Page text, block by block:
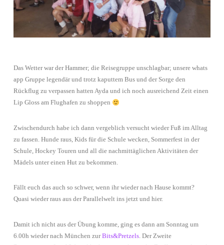
Das Wetter war der Hammer; die Reisegruppe unschlagbar; unsere whats
app Gruppe legendär und trotz kaputtem Bus und der Sorge den
Rückflug zu verpassen hatten Ayda und ich noch ausreichend Zeit einen
Lip Gloss am Flughafen zu shoppen
Zwischendurch habe ich dann vergeblich versucht wieder Fuß im Alltag
zu fassen. Hunde raus, Kids für die Schule wecken, Sommerfest in der
Schule, Hockey Touren und all die nachmittäglichen Aktivitäten der
Mädels unter einen Hut zu bekommen.
Fällt euch das auch so schwer, wenn ihr wieder nach Hause kommt?
Quasi wieder raus aus der Parallelwelt ins jetzt und hier.
Damit ich nicht aus der Übung komme, ging es dann am Sonntag um
6.00h wieder nach München zurBits&Pretzels. Der Zweite